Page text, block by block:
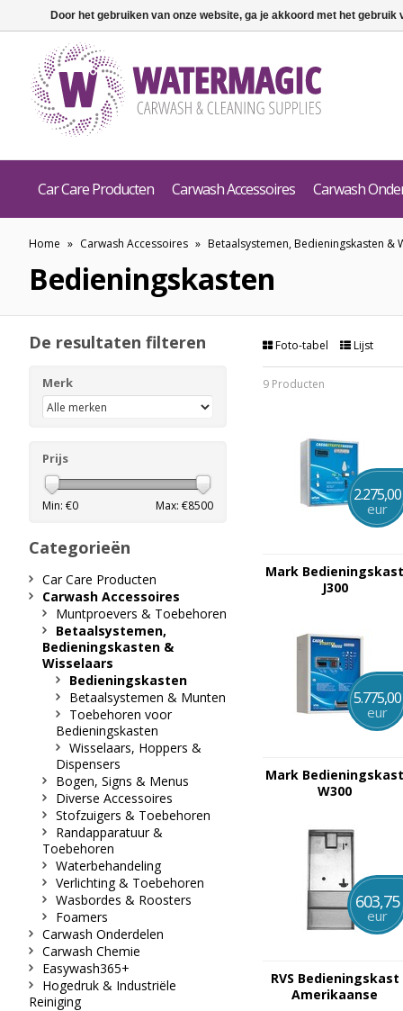
Car Care Producten Carwash Accessoires Carwash
Home » Carwash Accessoires » Betaalsystemen, Bedieningskasten &
Bedieningskasten
Foto-tabel Lijst
9 Producten
2.275,00
eur
Mark Bedieningskast
J300
5.775,00
eur
Mark Bedieningskast
W300
603,75
eur
RVS Bedieningskast
Amerikaanse
De resultaten filteren
Merk
Prijs
Min: €0 Max: €8500
Categorieën
Car Care Producten
Carwash Accessoires
Muntproevers & Toebehoren
Betaalsystemen,
Bedieningskasten &
Wisselaars
Bedieningskasten
Betaalsystemen & Munten
Toebehoren voor
Bedieningskasten
Wisselaars, Hoppers &
Dispensers
Bogen, Signs & Menus
Diverse Accessoires
Stofzuigers & Toebehoren
Randapparatuur &
Toebehoren
Waterbehandeling
Verlichting & Toebehoren
Wasbordes & Roosters
Foamers
Carwash Onderdelen
Carwash Chemie
Easywash365+
Hogedruk & Industriële
Reiniging
Door het gebruiken van onze website, ga je akkoord met het